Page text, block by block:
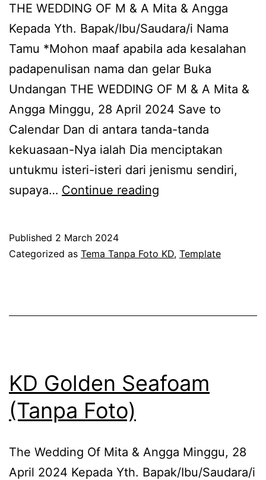
THE WEDDING OF M & A Mita & Angga
Kepada Yth. Bapak/Ibu/Saudara/i Nama
Tamu *Mohon maaf apabila ada kesalahan
padapenulisan nama dan gelar Buka
Undangan THE WEDDING OF M & A Mita &
Angga Minggu, 28 April 2024​​ Save to
Calendar Dan di antara tanda-tanda
kekuasaan-Nya ialah Dia menciptakan
untukmu isteri-isteri dari jenismu sendiri,
supaya… Continue reading
(Tanpa
Published 2 March 2024
Categorized as Tema Tanpa Foto KD, Template
KD Golden Seafoam
(Tanpa Foto)
The Wedding Of Mita & Angga Minggu, 28
April 2024 Kepada Yth. Bapak/Ibu/Saudara/i